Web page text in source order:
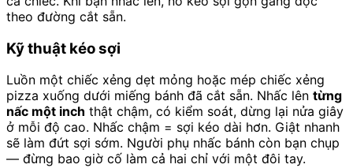
theo đường cắt sẵn.
Kỹ thuật kéo sợi
Luồn một chiếc xẻng dẹt mỏng hoặc mép chiếc xẻng
pizza xuống dưới miếng bánh đã cắt sẵn. Nhấc lên từng
nấc một inch thật chậm, có kiểm soát, dừng lại nửa giây
ở mỗi độ cao. Nhấc chậm = sợi kéo dài hơn. Giật nhanh
sẽ làm đứt sợi sớm. Người phụ nhấc bánh còn bạn chụp
— đừng bao giờ cố làm cả hai chỉ với một đôi tay.